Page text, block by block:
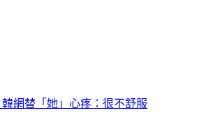
陸委會曝「這類人」最危險